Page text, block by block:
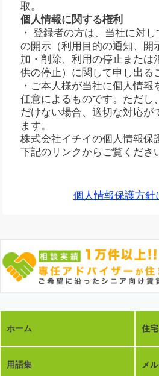
取。
個人情報に関する権利
・ 登録者の方は、当社に対
の開示（利用目的の通知、開
加・削除、利用の停止または
供の停止）に関して申し出る
・ご本人様が当社に個人情報
任意によるものです。ただし
だけない場合、適切な対応が
ます。
株式会社イチイの個人情報保
下記のリンクからご覧くださ
個人情報保護方針
ホーム 住
用語集 メ